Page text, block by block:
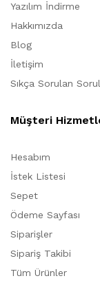
Yazılım İndirme
Hakkımızda
Blog
İletişim
Sıkça Sorulan
Müşteri
Hesabım
İstek Listesi
Sepet
Ödeme Sayfası
Siparişler
Sipariş Takibi
Tüm Ürünler